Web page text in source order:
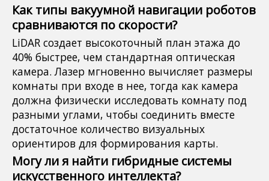
Как типы вакуумной навигации роботов
сравниваются по скорости?
LiDAR создает высокоточный план этажа до
40% быстрее, чем стандартная оптическая
камера. Лазер мгновенно вычисляет размеры
комнаты при входе в нее, тогда как камера
должна физически исследовать комнату под
разными углами, чтобы соединить вместе
достаточное количество визуальных
ориентиров для формирования карты.
Могу ли я найти гибридные системы
искусственного интеллекта?